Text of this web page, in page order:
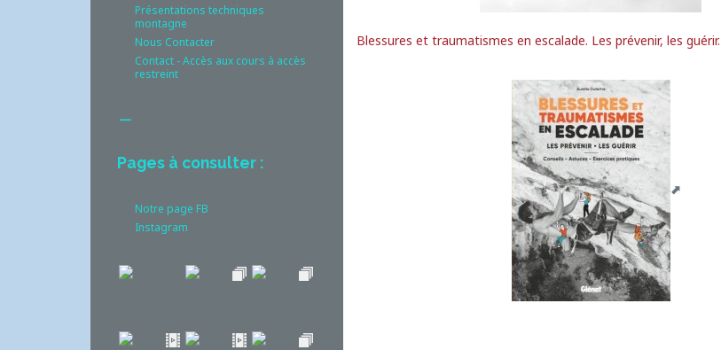
Présentations techniques
montagne
Nous Contacter
Contact - Accès aux cours à accès
restreint
Pages à consulter :
Notre page FB
Instagram
Blessures et traumatismes en escalade. Les prévenir, les guérir.